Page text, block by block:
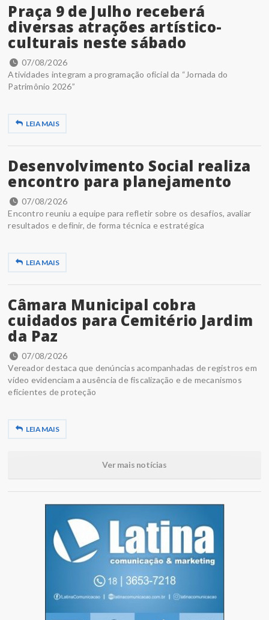
Praça 9 de Julho receberá
diversas atrações artístico-
culturais neste sábado
07/08/2026
Atividades integram a programação oficial da “Jornada do
Patrimônio 2026”
LEIA MAIS
Desenvolvimento Social realiza
encontro para planejamento
07/08/2026
Encontro reuniu a equipe para refletir sobre os desafios, avaliar
resultados e definir, de forma técnica e estratégica
LEIA MAIS
Câmara Municipal cobra
cuidados para Cemitério Jardim
da Paz
07/08/2026
Vereador destaca que denúncias acompanhadas de registros em
vídeo evidenciam a ausência de fiscalização e de mecanismos
eficientes de proteção
LEIA MAIS
Ver mais notícias